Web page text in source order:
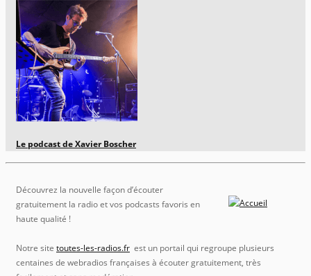
Le podcast de Xavier Boscher
Découvrez la nouvelle façon d’écouter
gratuitement la radio et vos podcasts favoris en
haute qualité !
Notre site toutes-les-radios.fr est un portail qui regroupe plusieurs
centaines de webradios françaises à écouter gratuitement, très